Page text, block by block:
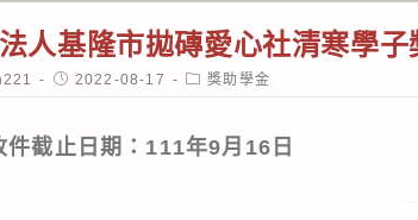
人基隆市拋磚愛心社清寒學
Post
published:
2022-08-17
Post
category:
獎助學金
件截止日期：111年9月16日